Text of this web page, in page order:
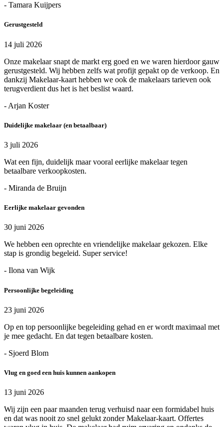
- Tamara Kuijpers
Gerustgesteld
14 juli 2026
Onze makelaar snapt de markt erg goed en we waren hierdoor gauw
gerustgesteld. Wij hebben zelfs wat profijt gepakt op de verkoop. En
dankzij Makelaar-kaart hebben we ook de makelaars tarieven ook
terugverdient dus het is het beslist waard.
- Arjan Koster
Duidelijke makelaar (en betaalbaar)
3 juli 2026
Wat een fijn, duidelijk maar vooral eerlijke makelaar tegen
betaalbare verkoopkosten.
- Miranda de Bruijn
Eerlijke makelaar gevonden
30 juni 2026
We hebben een oprechte en vriendelijke makelaar gekozen. Elke
stap is grondig begeleid. Super service!
- Ilona van Wijk
Persoonlijke begeleiding
23 juni 2026
Op en top persoonlijke begeleiding gehad en er wordt maximaal met
je mee gedacht. En dat tegen betaalbare kosten.
- Sjoerd Blom
Vlug en goed een huis kunnen aankopen
13 juni 2026
Wij zijn een paar maanden terug verhuisd naar een formidabel huis
en dat was nooit zo snel gelukt zonder Makelaar-kaart. Offertes